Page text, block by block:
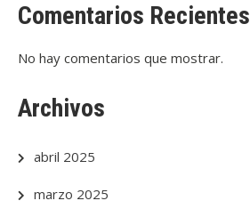
Comentarios Recientes
No hay comentarios que mostrar.
Archivos
abril 2025
marzo 2025